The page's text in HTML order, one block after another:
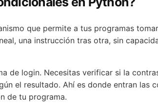
que permite a tus programas
una instrucción tras otra, sin
de login. Necesitas verificar si la
el resultado. Ahí es donde entran las
de tu programa.